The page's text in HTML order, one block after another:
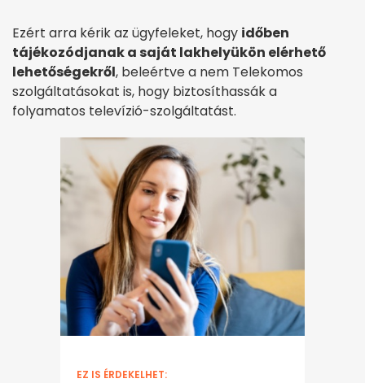
Ezért arra kérik az ügyfeleket, hogy időben
tájékozódjanak a saját lakhelyükön elérhető
lehetőségekről, beleértve a nem Telekomos
szolgáltatásokat is, hogy biztosíthassák a
folyamatos televízió-szolgáltatást.
EZ IS ÉRDEKELHET: